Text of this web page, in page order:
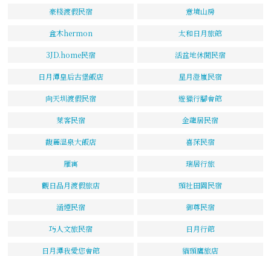
豪棧渡假民宿 意境山房
盒木hermon 太和日月旅館
3JD.home民宿 活盆地休閒民宿
日月潭皇后古堡飯店 星月澄嵐民宿
向天圳渡假民宿 遊獵行腳會館
萊客民宿 金龍居民宿
馥麗溫泉大飯店 喜莯民宿
雁寓 瑞居行旅
觀日品月渡假旅店 頭社田園民宿
涵煙民宿 御尊民宿
巧人文旅民宿 日月行館
日月潭我愛您會館 貓頭鷹旅店